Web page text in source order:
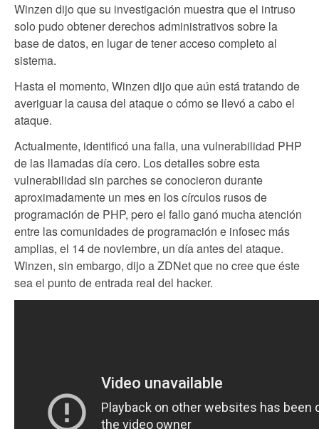
Winzen dijo que su investigación muestra que el intruso
solo pudo obtener derechos administrativos sobre la
base de datos, en lugar de tener acceso completo al
sistema.
Hasta el momento, Winzen dijo que aún está tratando de
averiguar la causa del ataque o cómo se llevó a cabo el
ataque.
Actualmente, identificó una falla, una vulnerabilidad PHP
de las llamadas día cero. Los detalles sobre esta
vulnerabilidad sin parches se conocieron durante
aproximadamente un mes en los círculos rusos de
programación de PHP, pero el fallo ganó mucha atención
entre las comunidades de programación e infosec más
amplias, el 14 de noviembre, un día antes del ataque.
Winzen, sin embargo, dijo a ZDNet que no cree que éste
sea el punto de entrada real del hacker.